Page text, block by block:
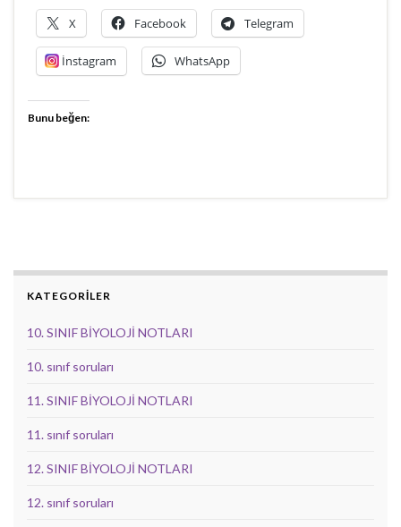
X Facebook Telegram
İnstagram WhatsApp
Bunu beğen:
KATEGORİLER
10. SINIF BİYOLOJİ NOTLARI
10. sınıf soruları
11. SINIF BİYOLOJİ NOTLARI
11. sınıf soruları
12. SINIF BİYOLOJİ NOTLARI
12. sınıf soruları